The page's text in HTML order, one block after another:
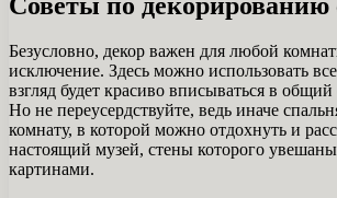
Безусловно, декор важен для любой
исключение. Здесь можно использовать
взгляд будет красиво вписываться в общий
Но не переусердствуйте, ведь иначе
комнату, в которой можно отдохнуть и
настоящий музей, стены которого
картинами.